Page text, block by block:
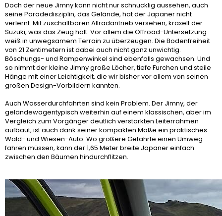
Doch der neue Jimny kann nicht nur schnucklig aussehen, auch
seine Paradedisziplin, das Gelände, hat der Japaner nicht
verlernt. Mit zuschaltbaren Allradantrieb versehen, kraxelt der
Suzuki, was das Zeug hält. Vor allem die Offroad-Untersetzung
weiß in unwegsamem Terrain zu überzeugen. Die Bodenfreiheit
von 21 Zentimetern ist dabei auch nicht ganz unwichtig.
Böschungs- und Rampenwinkel sind ebenfalls gewachsen. Und
so nimmt der kleine Jimny große Löcher, tiefe Furchen und steile
Hänge mit einer Leichtigkeit, die wir bisher vor allem von seinen
großen Design-Vorbildern kannten.
Auch Wasserdurchfahrten sind kein Problem. Der Jimny, der
geländewagentypisch weiterhin auf einem klassischen, aber im
Vergleich zum Vorgänger deutlich verstärkten Leiterrahmen
aufbaut, ist auch dank seiner kompakten Maße ein praktisches
Wald- und Wiesen-Auto. Wo größere Gefährte einen Umweg
fahren müssen, kann der 1,65 Meter breite Japaner einfach
zwischen den Bäumen hindurchflitzen.